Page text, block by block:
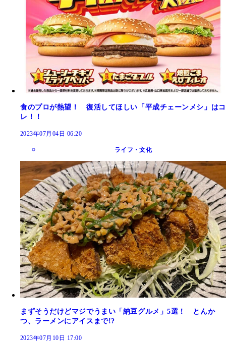
食のプロが熱望！ 復活してほしい「平成チェーンメシ」はコ
レ！！
2023年07月04日 06:20
ライフ・文化
まずそうだけどマジでうまい「納豆グルメ」5選！ とんか
つ、ラーメンにアイスまで!?
2023年07月10日 17:00